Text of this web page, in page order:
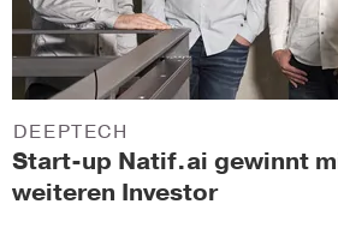
Start-up Natif.ai gewinnt
weiteren Investor
DEEPTECH